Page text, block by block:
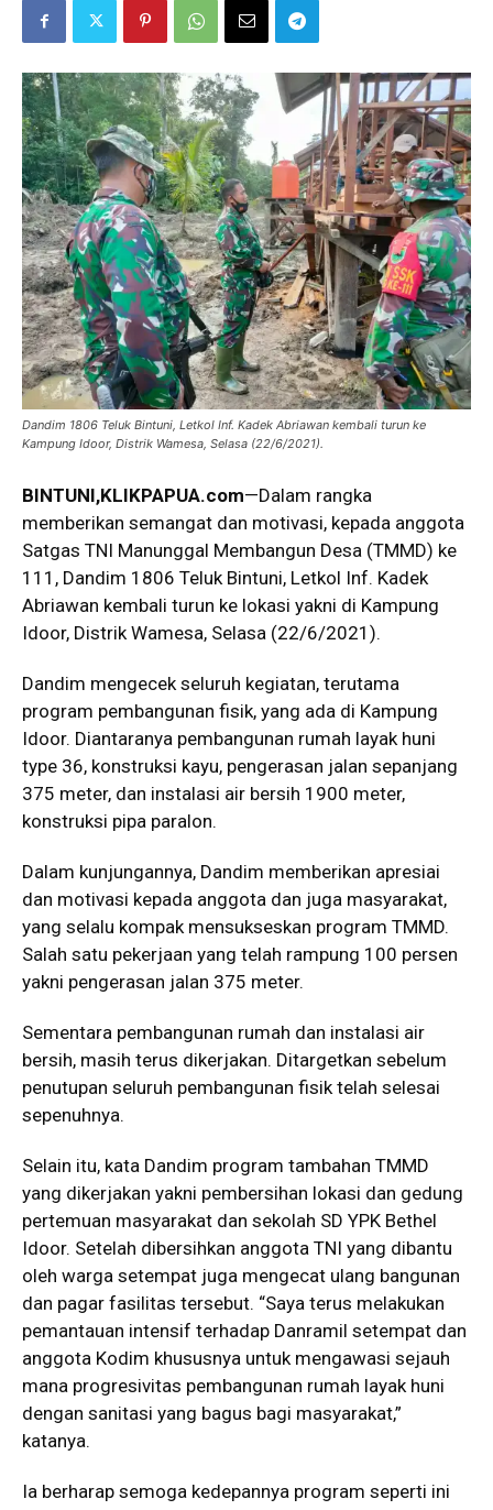
Dandim 1806 Teluk Bintuni, Letkol Inf. Kadek Abriawan kembali turun ke
Kampung Idoor, Distrik Wamesa, Selasa (22/6/2021).
BINTUNI,KLIKPAPUA.com—Dalam rangka
memberikan semangat dan motivasi, kepada anggota
Satgas TNI Manunggal Membangun Desa (TMMD) ke
111, Dandim 1806 Teluk Bintuni, Letkol Inf. Kadek
Abriawan kembali turun ke lokasi yakni di Kampung
Idoor, Distrik Wamesa, Selasa (22/6/2021).
Dandim mengecek seluruh kegiatan, terutama
program pembangunan fisik, yang ada di Kampung
Idoor. Diantaranya pembangunan rumah layak huni
type 36, konstruksi kayu, pengerasan jalan sepanjang
375 meter, dan instalasi air bersih 1900 meter,
konstruksi pipa paralon.
Dalam kunjungannya, Dandim memberikan apresiai
dan motivasi kepada anggota dan juga masyarakat,
yang selalu kompak mensukseskan program TMMD.
Salah satu pekerjaan yang telah rampung 100 persen
yakni pengerasan jalan 375 meter.
Sementara pembangunan rumah dan instalasi air
bersih, masih terus dikerjakan. Ditargetkan sebelum
penutupan seluruh pembangunan fisik telah selesai
sepenuhnya.
Selain itu, kata Dandim program tambahan TMMD
yang dikerjakan yakni pembersihan lokasi dan gedung
pertemuan masyarakat dan sekolah SD YPK Bethel
Idoor. Setelah dibersihkan anggota TNI yang dibantu
oleh warga setempat juga mengecat ulang bangunan
dan pagar fasilitas tersebut. “Saya terus melakukan
pemantauan intensif terhadap Danramil setempat dan
anggota Kodim khususnya untuk mengawasi sejauh
mana progresivitas pembangunan rumah layak huni
dengan sanitasi yang bagus bagi masyarakat,”
katanya.
Ia berharap semoga kedepannya program seperti ini